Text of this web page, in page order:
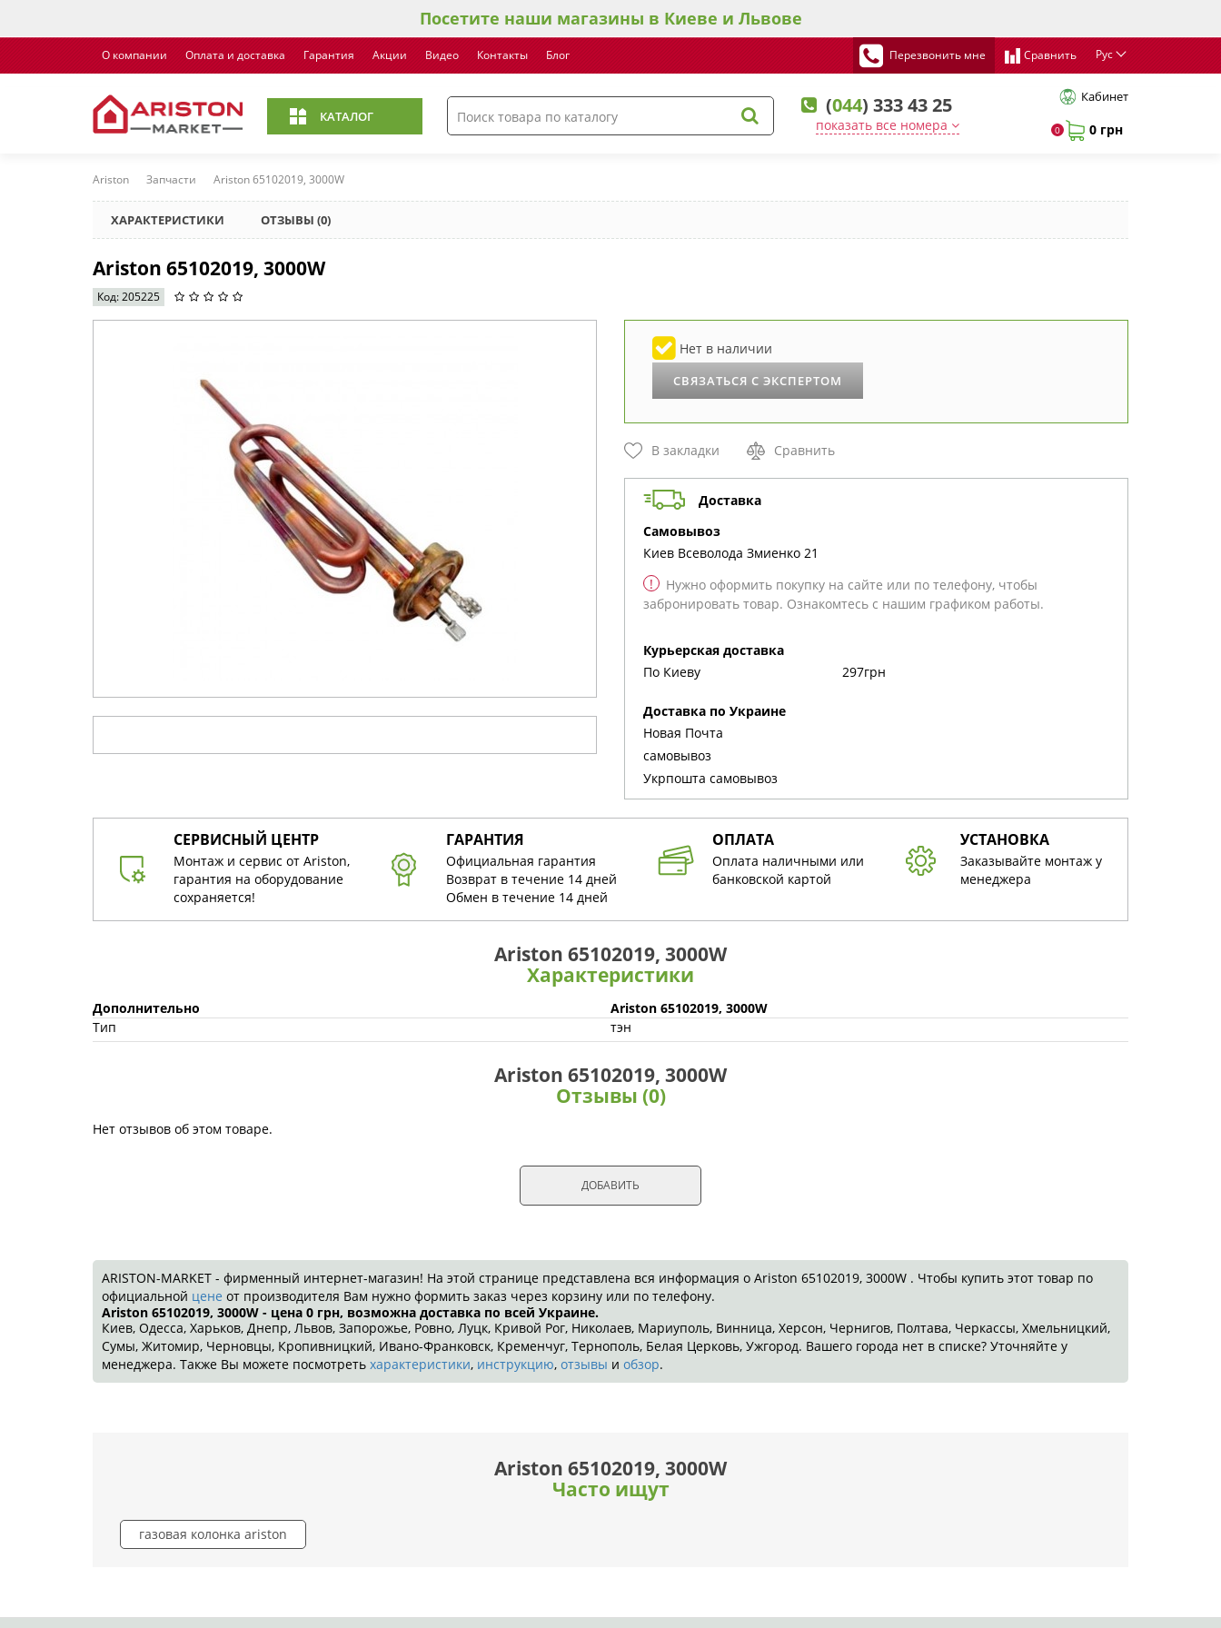
Посетите наши магазины в Киеве и Львове
О компании Оплата и доставка Гарантия Акции Видео Контакты Блог Перезвонить мне Сравнить Рус
КАТАЛОГ (044) 333 43 25
показать все номера
Кабинет
0 0 грн
Ariston Запчасти Ariston 65102019, 3000W
ХАРАКТЕРИСТИКИ ОТЗЫВЫ (0)
Ariston 65102019, 3000W
Код: 205225
Нет в наличии
СВЯЗАТЬСЯ С ЭКСПЕРТОМ
В закладки Сравнить
Доставка
cамовывоз
Киев Всеволода Змиенко 21
!
Нужно оформить покупку на сайте или по телефону, чтобы
забронировать товар. Ознакомтесь с нашим графиком работы.
Курьерская доставка
По Киеву
297грн
Доставка по Украине
Новая Почта
cамовывоз
Укрпошта cамовывоз
СЕРВИСНЫЙ ЦЕНТР
Монтаж и сервис от Ariston,
гарантия на оборудование
сохраняется!
ГАРАНТИЯ
Официальная гарантия
Возврат в течение 14 дней
Обмен в течение 14 дней
ОПЛАТА
Оплата наличными или
банковской картой
УСТАНОВКА
Заказывайте монтаж у
менеджера
Ariston 65102019, 3000W
Характеристики
Дополнительно
Ariston 65102019, 3000W
Тип
тэн
Ariston 65102019, 3000W
Отзывы (0)
Нет отзывов об этом товаре.
ДОБАВИТЬ
ARISTON-MARKET - фирменный интернет-магазин! На этой странице представлена вся информация о Ariston 65102019, 3000W . Чтобы купить этот товар по
официальной цене от производителя Вам нужно формить заказ через корзину или по телефону.
Ariston 65102019, 3000W - цена 0 грн, возможна доставка по всей Украине.
Киев, Одесса, Харьков, Днепр, Львов, Запорожье, Ровно, Луцк, Кривой Рог, Николаев, Мариуполь, Винница, Херсон, Чернигов, Полтава, Черкассы, Хмельницкий,
Сумы, Житомир, Черновцы, Кропивницкий, Ивано-Франковск, Кременчуг, Тернополь, Белая Церковь, Ужгород. Вашего города нет в списке? Уточняйте у
менеджера. Также Вы можете посмотреть характеристики, инструкцию, отзывы и обзор.
Ariston 65102019, 3000W
Часто ищут
газовая колонка ariston